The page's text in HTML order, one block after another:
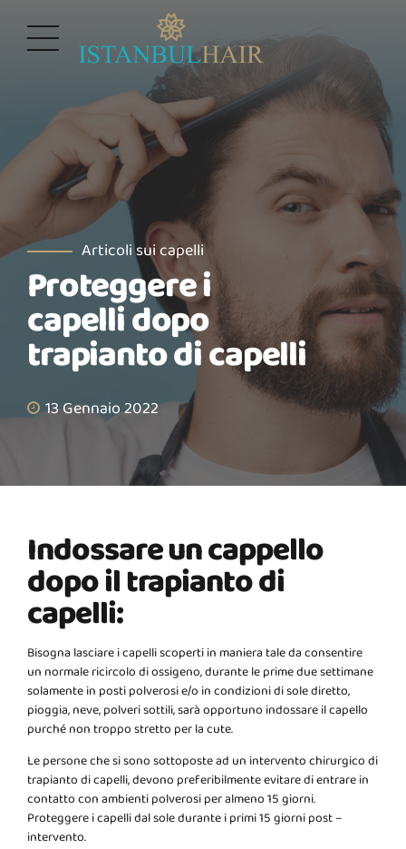
Articoli sui capelli
Proteggere i
capelli dopo
trapianto di capelli
13 Gennaio 2022
Indossare un cappello
dopo il trapianto di
capelli:
Bisogna lasciare i capelli scoperti in maniera tale da consentire
un normale ricircolo di ossigeno, durante le prime due settimane
solamente in posti polverosi e/o in condizioni di sole diretto,
pioggia, neve, polveri sottili, sarà opportuno indossare il capello
purché non troppo stretto per la cute.
Le persone che si sono sottoposte ad un intervento chirurgico di
trapianto di capelli, devono preferibilmente evitare di entrare in
contatto con ambienti polverosi per almeno 15 giorni.
Proteggere i capelli dal sole durante i primi 15 giorni post –
intervento.